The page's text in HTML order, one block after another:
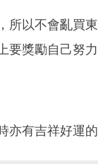
所以不會亂買
要獎勵自己努
有吉祥好運的